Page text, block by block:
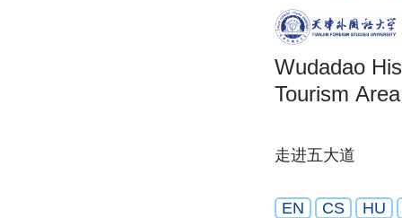
Wudadao
Tourism Area
走进五大道
EN CS HU